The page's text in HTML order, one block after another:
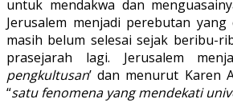
untuk mendakwa dan
Jerusalem menjadi perebutan
masih belum selesai sejak beribu-
prasejarah lagi. Jerusalem
pengkultusan’ dan menurut Karen
“satu fenomena yang mendekati